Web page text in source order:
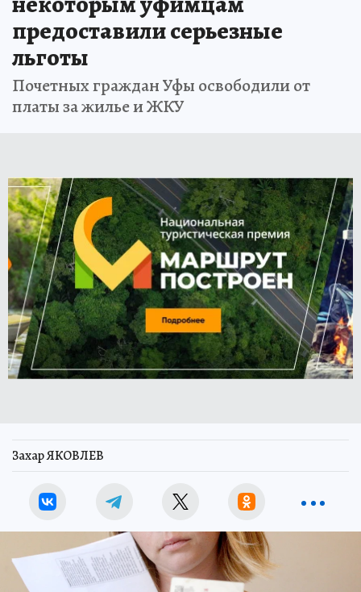
предоставили серьезные
льготы
Почетных граждан Уфы освободили от
платы за жилье и ЖКУ
Захар ЯКОВЛЕВ